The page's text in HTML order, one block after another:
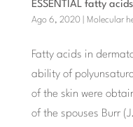
ESSENTIAL fatty
Ago 6, 2020| Molecular
Fatty acids in
ability of
of the skin were
of the spouses Burr